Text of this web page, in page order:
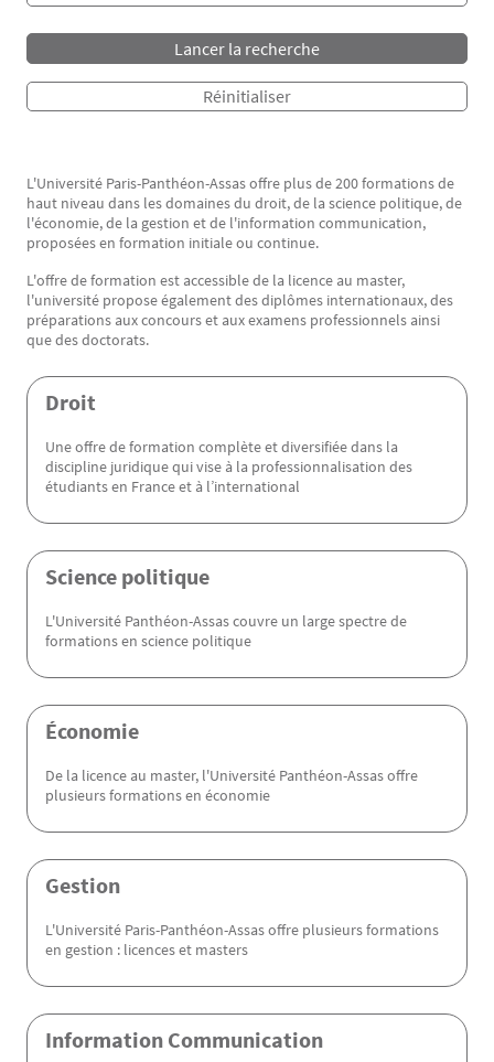
Texte
L'Université Paris-Panthéon-Assas offre plus de 200 formations de
haut niveau dans les domaines du droit, de la science politique, de
l'économie, de la gestion et de l'information communication,
proposées en formation initiale ou continue.
L'offre de formation est accessible de la licence au master,
l'université propose également des diplômes internationaux, des
préparations aux concours et aux examens professionnels ainsi
que des doctorats.
Menu Assas
Droit
Une offre de formation complète et diversifiée dans la
discipline juridique qui vise à la professionnalisation des
étudiants en France et à l’international
Science politique
L'Université Panthéon-Assas couvre un large spectre de
formations en science politique
Économie
De la licence au master, l'Université Panthéon-Assas offre
plusieurs formations en économie
Gestion
L'Université Paris-Panthéon-Assas offre plusieurs formations
en gestion : licences et masters
Information Communication